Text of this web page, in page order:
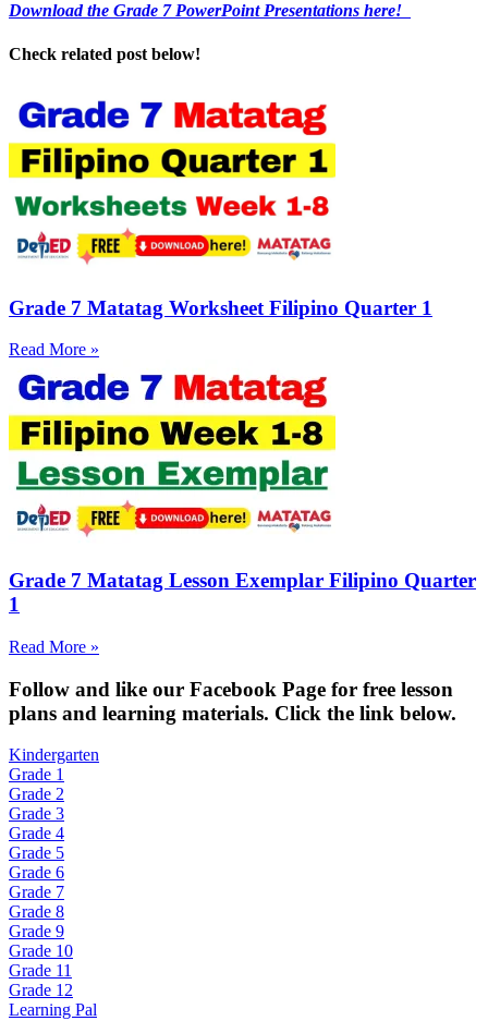
Download the Grade 7 PowerPoint Presentations here!
Check related post below!
Grade 7 Matatag Worksheet Filipino Quarter 1
Read More »
Grade 7 Matatag Lesson Exemplar Filipino Quarter
1
Read More »
Follow and like our Facebook Page for free lesson
plans and learning materials. Click the link below.
Kindergarten
Grade 1
Grade 2
Grade 3
Grade 4
Grade 5
Grade 6
Grade 7
Grade 8
Grade 9
Grade 10
Grade 11
Grade 12
Learning Pal